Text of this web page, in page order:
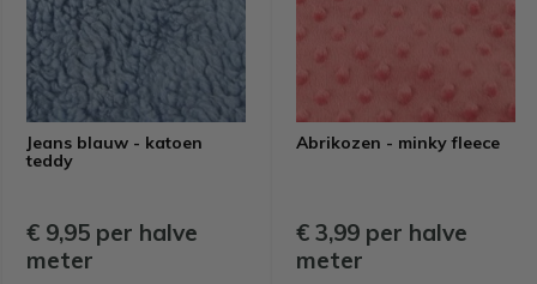
Jeans blauw - katoen
teddy
€ 9,95 per halve
meter
Abrikozen - minky fleece
€ 3,99 per halve
meter